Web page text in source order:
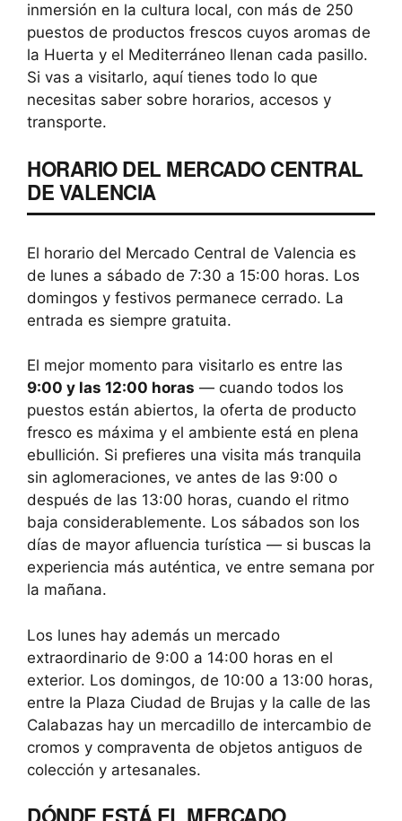
inmersión en la cultura local, con más de 250
puestos de productos frescos cuyos aromas de
la Huerta y el Mediterráneo llenan cada pasillo.
Si vas a visitarlo, aquí tienes todo lo que
necesitas saber sobre horarios, accesos y
transporte.
HORARIO DEL MERCADO CENTRAL
DE VALENCIA
El horario del Mercado Central de Valencia es
de lunes a sábado de 7:30 a 15:00 horas. Los
domingos y festivos permanece cerrado. La
entrada es siempre gratuita.
El mejor momento para visitarlo es entre las
9:00 y las 12:00 horas — cuando todos los
puestos están abiertos, la oferta de producto
fresco es máxima y el ambiente está en plena
ebullición. Si prefieres una visita más tranquila
sin aglomeraciones, ve antes de las 9:00 o
después de las 13:00 horas, cuando el ritmo
baja considerablemente. Los sábados son los
días de mayor afluencia turística — si buscas la
experiencia más auténtica, ve entre semana por
la mañana.
Los lunes hay además un mercado
extraordinario de 9:00 a 14:00 horas en el
exterior. Los domingos, de 10:00 a 13:00 horas,
entre la Plaza Ciudad de Brujas y la calle de las
Calabazas hay un mercadillo de intercambio de
cromos y compraventa de objetos antiguos de
colección y artesanales.